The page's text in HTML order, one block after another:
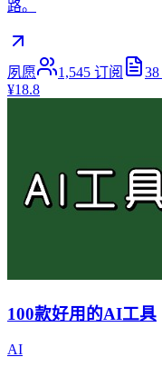
路。
夙愿 1,545 订阅 38
¥18.8
100款好用的AI工具
AI